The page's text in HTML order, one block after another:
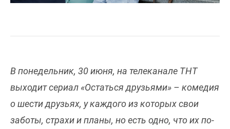
В понедельник, 30 июня, на телеканале ТНТ
выходит сериал «Остаться друзьями» – комедия
о шести друзьях, у каждого из которых свои
заботы, страхи и планы, но есть одно, что их по-